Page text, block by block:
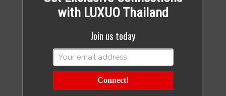
with LUXUO Thailand
Join us today
Connect!